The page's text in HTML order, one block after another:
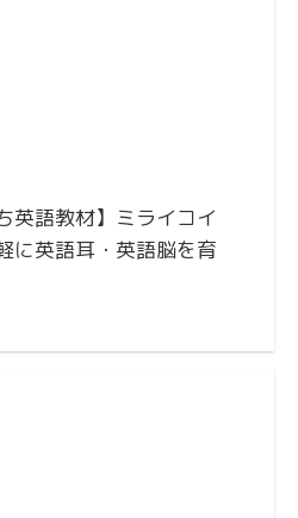
英語教材】ミライコイ
に英語耳・英語脳を育